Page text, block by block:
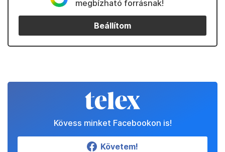
megbízható forrásnak!
Beállítom
Kövess minket Facebookon is!
Követem!